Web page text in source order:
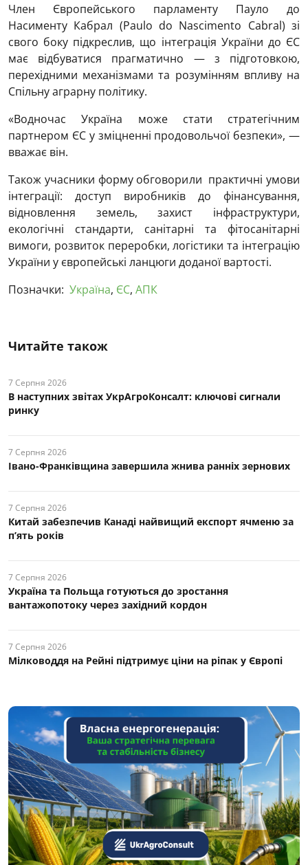
Член Європейського парламенту Пауло до
Насименту Кабрал (Paulo do Nascimento Cabral) зі
свого боку підкреслив, що інтеграція України до ЄС
має відбуватися прагматично — з підготовкою,
перехідними механізмами та розумінням впливу на
Спільну аграрну політику.
«Водночас Україна може стати стратегічним
партнером ЄС у зміцненні продовольчої безпеки», —
вважає він.
Також учасники форму обговорили практичні умови
інтеграції: доступ виробників до фінансування,
відновлення земель, захист інфраструктури,
екологічні стандарти, санітарні та фітосанітарні
вимоги, розвиток переробки, логістики та інтеграцію
України у європейські ланцюги доданої вартості.
Позначки: Україна, ЄС, АПК
Читайте також
7 Серпня 2026
В наступних звітах УкрАгроКонсалт: ключові cигнали
ринку
7 Серпня 2026
Івано-Франківщина завершила жнива ранніх зернових
7 Серпня 2026
Китай забезпечив Канаді найвищий експорт ячменю за
п’ять років
7 Серпня 2026
Україна та Польща готуються до зростання
вантажопотоку через західний кордон
7 Серпня 2026
Мілководдя на Рейні підтримує ціни на ріпак у Європі